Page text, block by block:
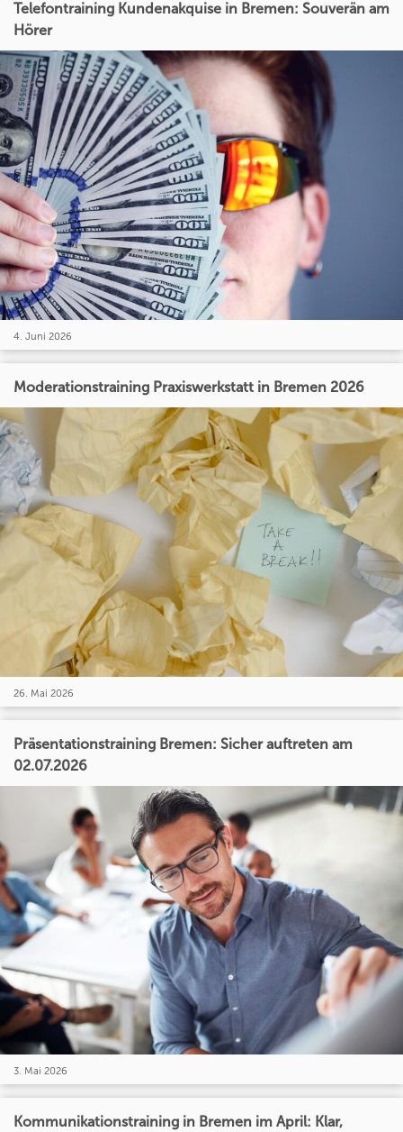
Telefontraining Kundenakquise in Bremen: Souverän am
Hörer
4. Juni 2026
Moderationstraining Praxiswerkstatt in Bremen 2026
26. Mai 2026
Präsentationstraining Bremen: Sicher auftreten am
02.07.2026
3. Mai 2026
Kommunikationstraining in Bremen im April: Klar,